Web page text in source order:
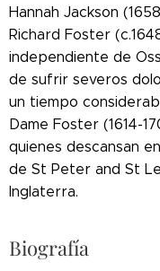
Hannah Jackson
Richard Foster
independiente de
de sufrir severos
un tiempo
Dame Foster (1614-
quienes descansan
de St Peter and St
Inglaterra.
Biografía